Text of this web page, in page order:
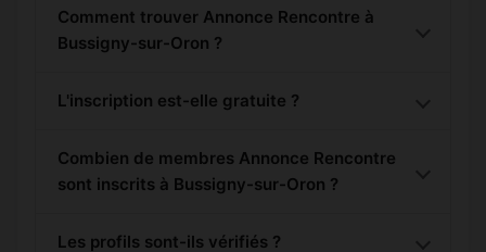
Comment trouver Annonce Rencontre à
Bussigny-sur-Oron ?
L'inscription est-elle gratuite ?
Combien de membres Annonce Rencontre
sont inscrits à Bussigny-sur-Oron ?
Les profils sont-ils vérifiés ?